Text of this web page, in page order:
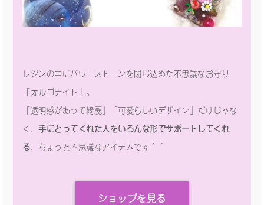
レジンの中にパワーストーンを閉じ込めた不思議なお守り
「オルゴナイト」。
「透明感があって綺麗」「可愛らしいデザイン」だけじゃな
く、 手にとってくれた人をいろんな形でサポートしてくれ
る 、ちょっと不思議なアイテムです＾＾
ショップを見る